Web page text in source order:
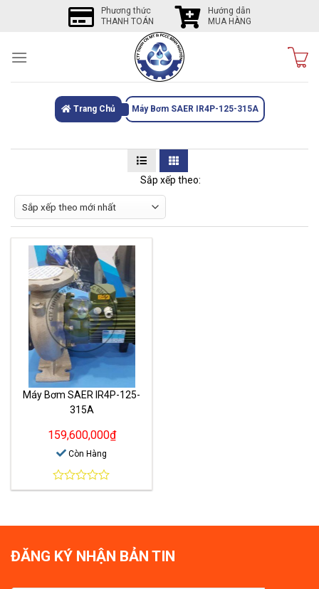
Phương thức
THANH TOÁN
Hướng dẫn
MUA HÀNG
Trang Chủ Máy Bơm SAER IR4P-125-315A
Sắp xếp theo:
Máy Bơm SAER IR4P-125-
315A
159,600,000₫
Còn Hàng
0
5
ĐĂNG KÝ NHẬN BẢN TIN